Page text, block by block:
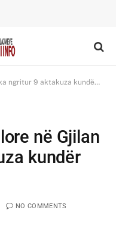
9 aktakuza kundër 19 personave
në Gjilan
kundër
NO COMMENTS